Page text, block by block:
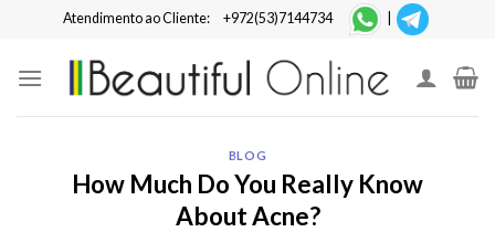
content
Atendimento ao Cliente: +972(53)7144734
BLOG
How Much Do You Really Know
About Acne?